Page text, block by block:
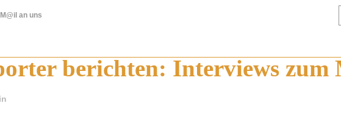
an uns
berichten: Interviews zum